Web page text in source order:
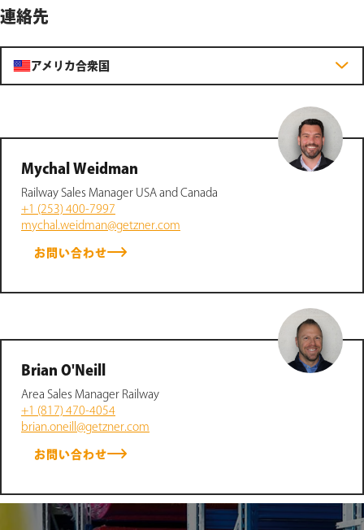
連絡先
アメリカ合衆国
Mychal Weidman
Railway Sales Manager USA and Canada
+1 (253) 400-7997
mychal.weidman@getzner.com
お問い合わせ
Brian O'Neill
Area Sales Manager Railway
+1 (817) 470-4054
brian.oneill@getzner.com
お問い合わせ